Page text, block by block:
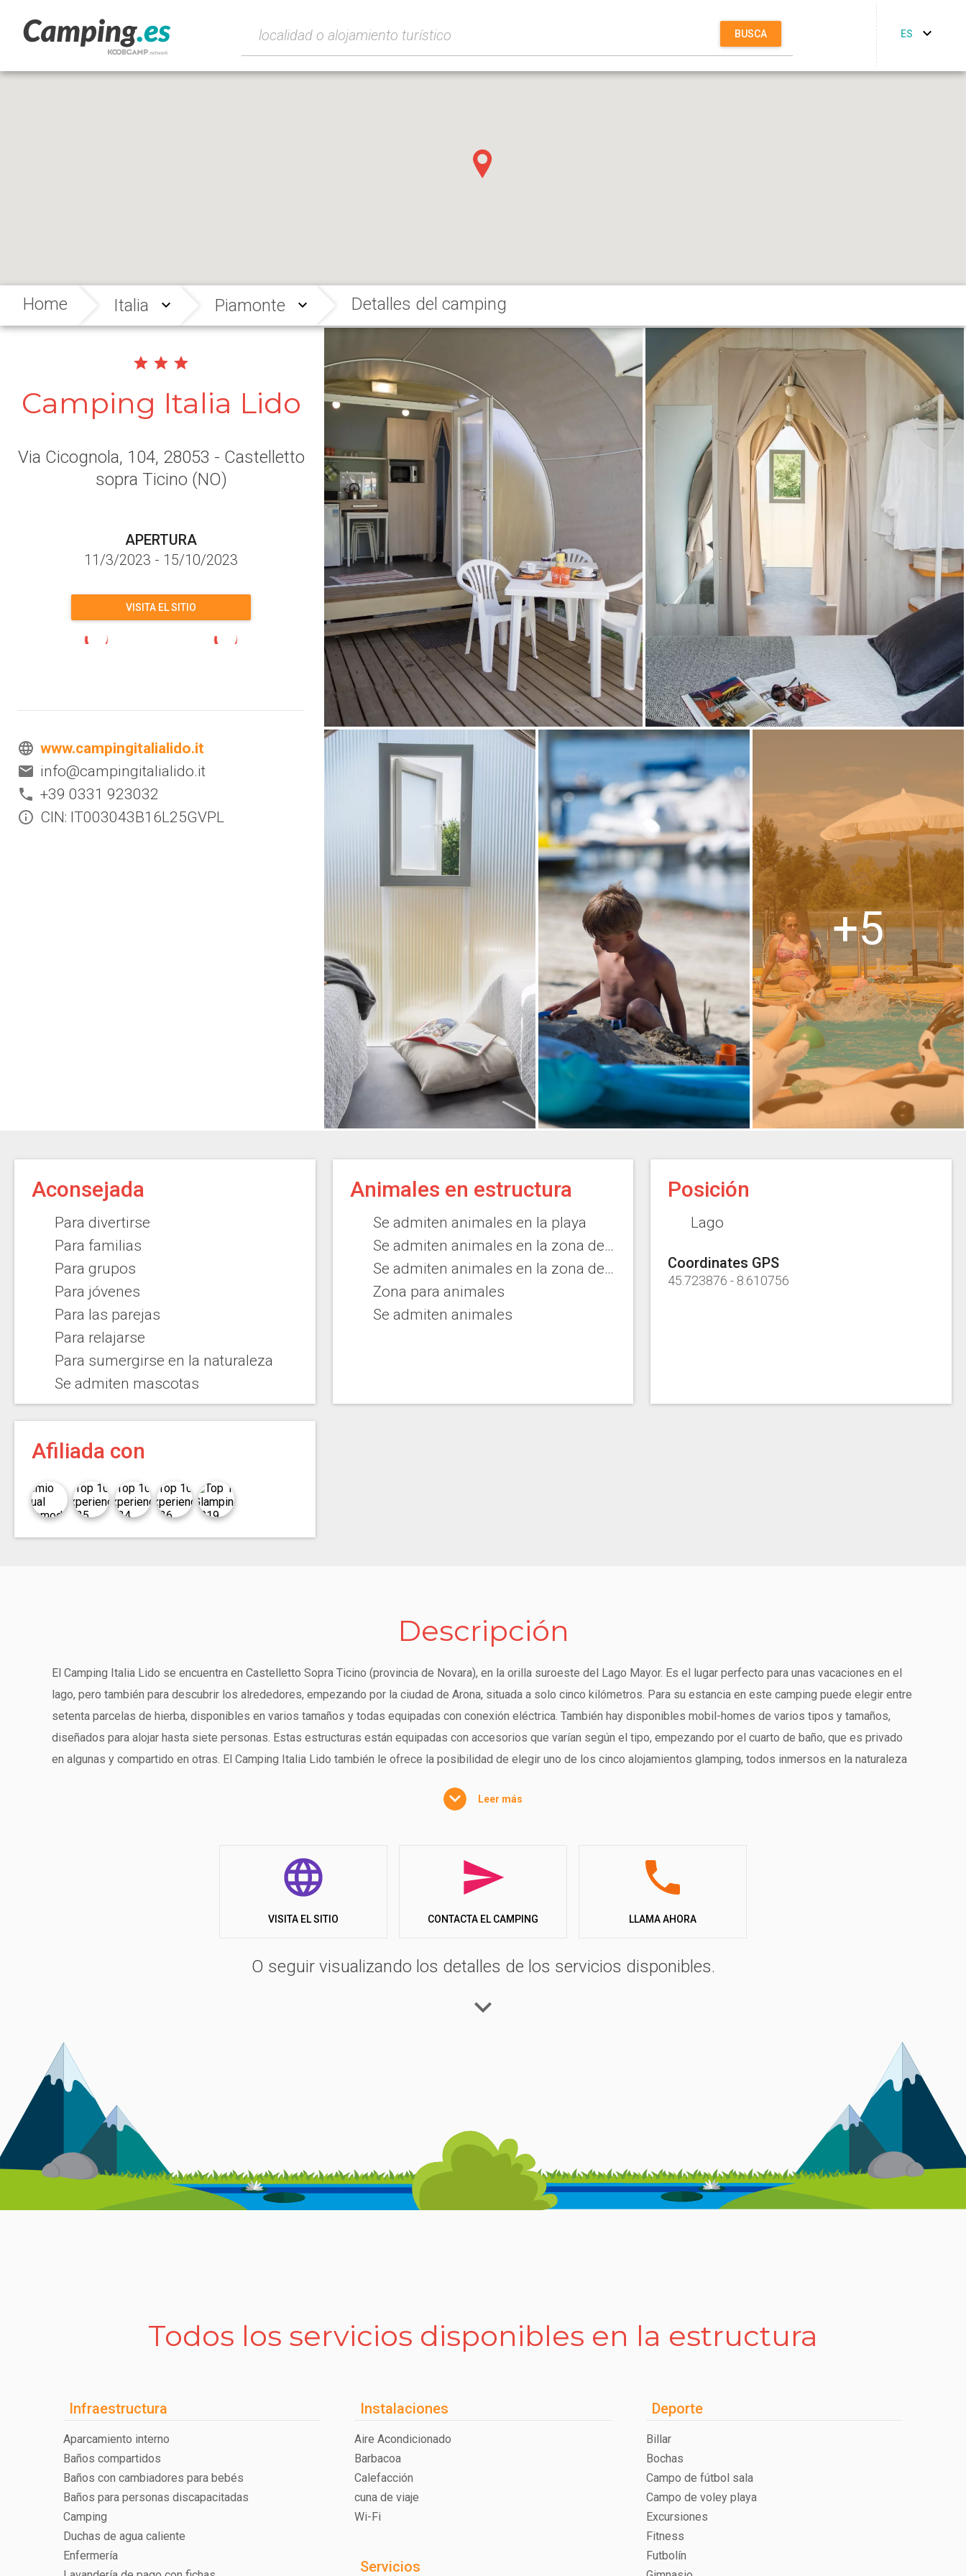
BUSCA ES
Home Italia Piamonte Detalles del camping
Camping Italia Lido
Via Cicognola, 104, 28053 - Castelletto
sopra Ticino (NO)
APERTURA
11/3/2023 - 15/10/2023
VISITA EL SITIO
www.campingitalialido.it
info@campingitalialido.it
+39 0331 923032
CIN: IT003043B16L25GVPL
Aconsejada
Para divertirse
Para familias
Para grupos
Para jóvenes
Para las parejas
Para relajarse
Para sumergirse en la naturaleza
Se admiten mascotas
Animales en estructura
Se admiten animales en la playa
Se admiten animales en la zona de complejo vacacional
Se admiten animales en la zona del camping
Zona para animales
Se admiten animales
Posición
Lago
Coordinates GPS
45.723876 - 8.610756
Afiliada con
Descripción
El Camping Italia Lido se encuentra en Castelletto Sopra Ticino (provincia de Novara), en la orilla suroeste del Lago Mayor. Es el lugar perfecto para unas vacaciones en el
lago, pero también para descubrir los alrededores, empezando por la ciudad de Arona, situada a solo cinco kilómetros. Para su estancia en este camping puede elegir entre
setenta parcelas de hierba, disponibles en varios tamaños y todas equipadas con conexión eléctrica. También hay disponibles mobil-homes de varios tipos y tamaños,
diseñados para alojar hasta siete personas. Estas estructuras están equipadas con accesorios que varían según el tipo, empezando por el cuarto de baño, que es privado
en algunas y compartido en otras. El Camping Italia Lido también le ofrece la posibilidad de elegir uno de los cinco alojamientos glamping, todos inmersos en la naturaleza
todas disponen de cocina, baño privado, aparcamiento privado y una zona exterior cubierta y equipada. Puede traer a sus amigos animales de vacaciones con usted a este
Para sus comidas, puede elegir entre el bar restaurante y el nuevo bar, situado a poca distancia de la playa. También podrá bañarse en la piscina flotante, situada en el lago
y conectada con la playa. El hotel ofrece varias oportunidades de entretenimiento y también podrá disfrutar de muchas actividades deportivas, gracias al equipo de fitness
Leer más
VISITA EL SITIO CONTACTA EL CAMPING LLAMA AHORA
O seguir visualizando los detalles de los servicios disponibles.
Todos los servicios disponibles en la estructura
Infraestructura
Aparcamiento interno
Baños compartidos
Baños con cambiadores para bebés
Baños para personas discapacitadas
Camping
Duchas de agua caliente
Enfermería
Instalaciones
Aire Acondicionado
Barbacoa
Calefacción
cuna de viaje
Wi-Fi
Servicios
Deporte
Billar
Bochas
Campo de fútbol sala
Campo de voley playa
Excursiones
Fitness
Futbolín